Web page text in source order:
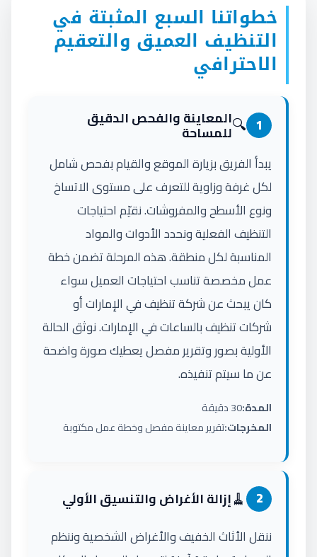
خطواتنا السبع المثبتة في
التنظيف العميق والتعقيم
الاحترافي
1
🔍المعاينة والفحص الدقيق
للمساحة
يبدأ الفريق بزيارة الموقع والقيام بفحص شامل
لكل غرفة وزاوية للتعرف على مستوى الاتساخ
ونوع الأسطح والمفروشات. نقيّم احتياجات
التنظيف الفعلية ونحدد الأدوات والمواد
المناسبة لكل منطقة. هذه المرحلة تضمن خطة
عمل مخصصة تناسب احتياجات العميل سواء
كان يبحث عن شركة تنظيف في الإمارات أو
شركات تنظيف بالساعات في الإمارات. نوثق الحالة
الأولية بصور وتقرير مفصل يعطيك صورة واضحة
عن ما سيتم تنفيذه.
المدة:30 دقيقة
المخرجات:تقرير معاينة مفصل وخطة عمل مكتوبة
2
🧹إزالة الأغراض والتنسيق الأولي
ننقل الأثاث الخفيف والأغراض الشخصية وننظم